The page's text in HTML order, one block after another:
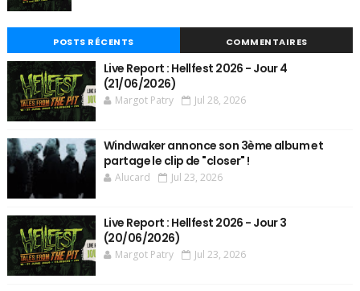
POSTS RÉCENTS COMMENTAIRES
Live Report : Hellfest 2026 - Jour 4
(21/06/2026)
Margot Patry Jul 28, 2026
Windwaker annonce son 3ème album et
partage le clip de "closer" !
Alucard Jul 23, 2026
Live Report : Hellfest 2026 - Jour 3
(20/06/2026)
Margot Patry Jul 23, 2026